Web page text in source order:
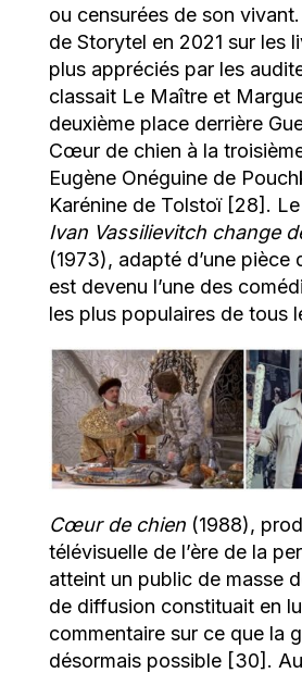
ou censurées de son
de Storytel en 2021 sur les
plus appréciés par les
classait Le Maître et
deuxième place derrière
Cœur de chien à la
Eugène Onéguine de
Karénine de Tolstoï [28].
Ivan Vassilievitch change
(1973), adapté d’une pièce
est devenu l’une des
les plus populaires de tous
Cœur de chien(1988),
télévisuelle de l’ère de la
atteint un public de masse
de diffusion constituait en
commentaire sur ce que la
désormais possible [30].